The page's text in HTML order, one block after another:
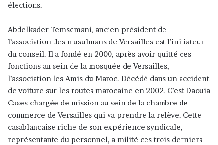
r
élections.
Abdelkader Temsemani, ancien président de
l’association des musulmans de Versailles est l’initiateur
du conseil. Il a fondé en 2000, après avoir quitté ces
fonctions au sein de la mosquée de Versailles,
l’association les Amis du Maroc. Décédé dans un accident
de voiture sur les routes marocaine en 2002. C’est Daouia
Cases chargée de mission au sein de la chambre de
commerce de Versailles qui va prendre la relève. Cette
casablancaise riche de son expérience syndicale,
représentante du personnel, a milité ces trois derniers